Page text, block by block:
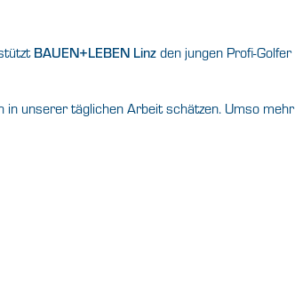
BAUEN+LEBEN Linz den jungen Profi-Golfer
unserer täglichen Arbeit schätzen. Umso mehr